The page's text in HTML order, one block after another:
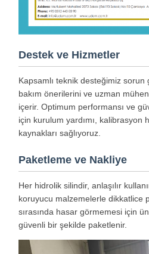
Destek ve Hizmetler
Kapsamlı teknik desteğimiz sorun
bakım önerilerini ve uzman
içerir. Optimum performansı ve
için kurulum yardımı, kalibrasyon
kaynakları sağlıyoruz.
Paketleme ve Nakliye
Her hidrolik silindir, anlaşılır
koruyucu malzemelerle dikkatlice
sırasında hasar görmemesi için
güvenli bir şekilde paketlenir.